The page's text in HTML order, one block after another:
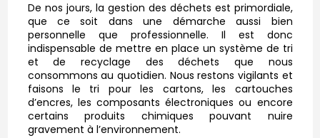
De nos jours, la gestion des déchets est primordiale,
que ce soit dans une démarche aussi bien
personnelle que professionnelle. Il est donc
indispensable de mettre en place un système de tri
et de recyclage des déchets que nous
consommons au quotidien. Nous restons vigilants et
faisons le tri pour les cartons, les cartouches
d’encres, les composants électroniques ou encore
certains produits chimiques pouvant nuire
gravement à l’environnement.